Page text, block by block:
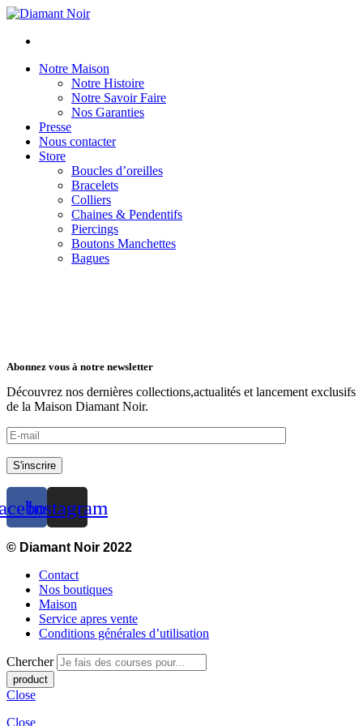
Notre Maison
Notre Histoire
Notre Savoir Faire
Nos Garanties
Presse
Nous contacter
Store
Boucles d’oreilles
Bracelets
Colliers
Chaines & Pendentifs
Piercings
Boutons Manchettes
Bagues
Abonnez vous à notre newsletter
Découvrez nos dernières collections,actualités et lancement exclusifs
de la Maison Diamant Noir.
S'inscrire
Instagram
© Diamant Noir 2022
Contact
Nos boutiques
Maison
Service apres vente
Conditions générales d’utilisation
Chercher
Close
Close